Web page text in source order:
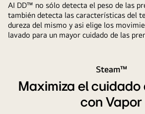
protegidas.
AI DD™ no sólo detecta el peso de las
también detecta las características del
dureza del mismo y asi elige los
lavado para un mayor cuidado de las
Steam™
Maximiza el cuidado
con Vapor